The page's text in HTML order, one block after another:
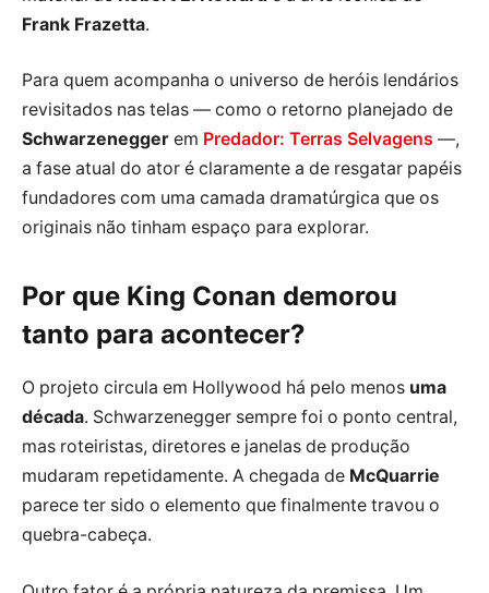
Frank Frazetta.
Para quem acompanha o universo de heróis lendários
revisitados nas telas — como o retorno planejado de
Schwarzenegger em Predador: Terras Selvagens —,
a fase atual do ator é claramente a de resgatar papéis
fundadores com uma camada dramatúrgica que os
originais não tinham espaço para explorar.
Por que King Conan demorou
tanto para acontecer?
O projeto circula em Hollywood há pelo menos uma
década. Schwarzenegger sempre foi o ponto central,
mas roteiristas, diretores e janelas de produção
mudaram repetidamente. A chegada de McQuarrie
parece ter sido o elemento que finalmente travou o
quebra-cabeça.